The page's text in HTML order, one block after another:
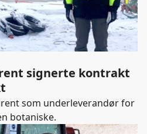
signerte kontrakt
som underleverandør for
botaniske.